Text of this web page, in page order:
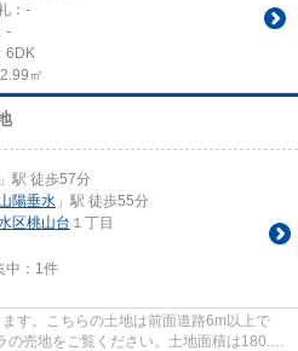
：-
-
6DK
㎡
」駅 徒歩57分
山陽垂水 」駅 徒歩55分
区桃山台 １丁目
： 1件
す。こちらの土地は前面道路6m以上で
売地をご覧ください。土地面積は180.18